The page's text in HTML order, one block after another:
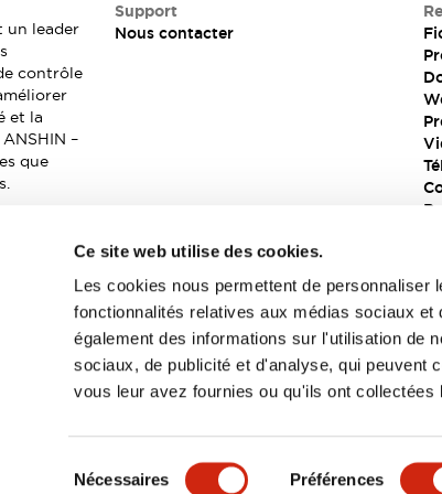
Ce site web utilise des cookies.
Les cookies nous permettent de personnaliser
fonctionnalités relatives aux médias sociaux
également des informations sur l'utilisation de
sociaux, de publicité et d'analyse, qui peuvent
vous leur avez fournies ou qu'ils ont
Nécessaires Préférences
DÉTAILS DU PRODUIT
un leader
contrôle
et la
–
que
Support
Nous contacter
Inscrivez-vous
Politique de confidentialitéConditions générales